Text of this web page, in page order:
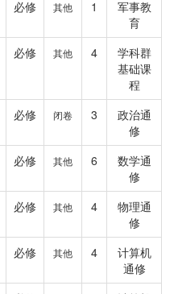
必修 其他 1
军事教
育
必修 其他 4
学科群
基础课
程
必修 闭卷 3
政治通
修
必修 其他 6
数学通
修
必修 其他 4
物理通
修
必修 其他 4
计算机
通修